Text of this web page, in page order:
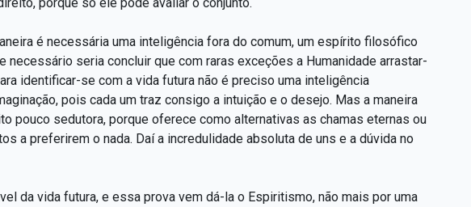
é necessária uma inteligência fora do comum, um espírito filosófico
necessário seria concluir que com raras exceções a Humanidade arrastar-
identificar-se com a vida futura não é preciso uma inteligência
pois cada um traz consigo a intuição e o desejo. Mas a maneira
pouco sedutora, porque oferece como alternativas as chamas eternas ou
a preferirem o nada. Daí a incredulidade absoluta de uns e a dúvida no
da vida futura, e essa prova vem dá-la o Espiritismo, não mais por uma